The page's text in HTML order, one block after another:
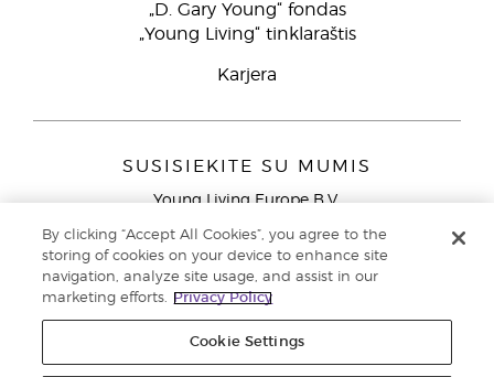
„D. Gary Young“ fondas
„Young Living“ tinklaraštis
Karjera
SUSISIEKITE SU MUMIS
Young Living Europe B.V.
9727 AJ Groningen
Klientų aptarnavimas (nemokami skambučiai iš laidinių
telefonų Lietuvoje)80030914
By clicking “Accept All Cookies”, you agree to the
storing of cookies on your device to enhance site
navigation, analyze site usage, and assist in our
marketing efforts.
Privacy Policy
Cookie Settings